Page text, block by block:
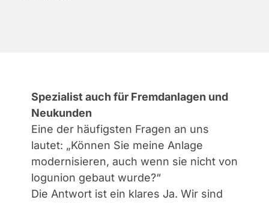
Spezialist auch für Fremdanlagen und
Neukunden
Eine der häufigsten Fragen an uns
lautet: „Können Sie meine Anlage
modernisieren, auch wenn sie nicht von
logunion gebaut wurde?“
Die Antwort ist ein klares Ja. Wir sind